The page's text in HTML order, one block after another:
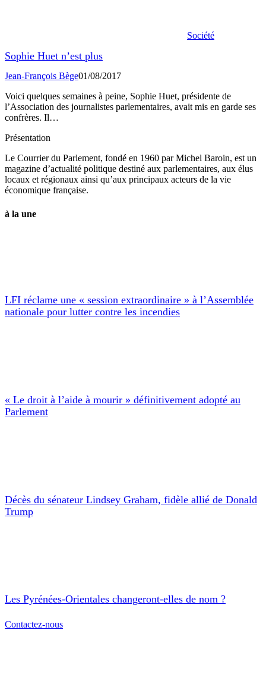
Société
Sophie Huet n’est plus
Jean-François Bège01/08/2017
Voici quelques semaines à peine, Sophie Huet, présidente de
l’Association des journalistes parlementaires, avait mis en garde ses
confrères. Il…
Présentation
Le Courrier du Parlement, fondé en 1960 par Michel Baroin, est un
magazine d’actualité politique destiné aux parlementaires, aux élus
locaux et régionaux ainsi qu’aux principaux acteurs de la vie
économique française.
à la une
LFI réclame une « session extraordinaire » à l’Assemblée
nationale pour lutter contre les incendies
« Le droit à l’aide à mourir » définitivement adopté au
Parlement
Décès du sénateur Lindsey Graham, fidèle allié de Donald
Trump
Les Pyrénées-Orientales changeront-elles de nom ?
Contactez-nous